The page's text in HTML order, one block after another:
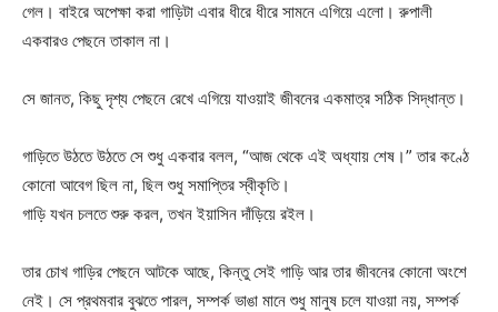
গেল। বাইরে অপেক্ষা করা গাড়িটা এবার ধীরে ধীরে সামনে এগিয়ে এলো। রুপালী
একবারও পেছনে তাকাল না।
সে জানত, কিছু দৃশ্য পেছনে রেখে এগিয়ে যাওয়াই জীবনের একমাত্র সঠিক সিদ্ধান্ত।
গাড়িতে উঠতে উঠতে সে শুধু একবার বলল, “আজ থেকে এই অধ্যায় শেষ।” তার কণ্ঠে
কোনো আবেগ ছিল না, ছিল শুধু সমাপ্তির স্বীকৃতি।
গাড়ি যখন চলতে শুরু করল, তখন ইয়াসিন দাঁড়িয়ে রইল।
তার চোখ গাড়ির পেছনে আটকে আছে, কিন্তু সেই গাড়ি আর তার জীবনের কোনো অংশে
নেই। সে প্রথমবার বুঝতে পারল, সম্পর্ক ভাঙা মানে শুধু মানুষ চলে যাওয়া নয়, সম্পর্ক